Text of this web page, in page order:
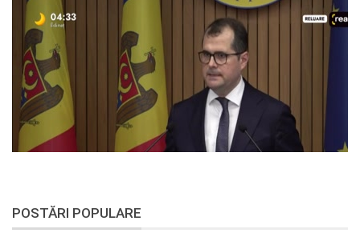
POSTĂRI POPULARE